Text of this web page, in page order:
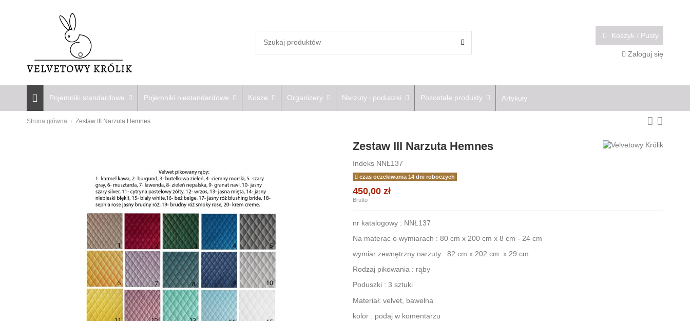
Koszyk / Pusty
Zaloguj się
Pojemniki standardowe Pojemniki niestandardowe Kosze Organizery Narzuty i poduszki Pozostałe produkty Artykuły
Strona główna Zestaw III Narzuta Hemnes
Zestaw III Narzuta Hemnes
Indeks NNŁ137
czas oczekiwania 14 dni roboczych
450,00 zł
Brutto
nr katalogowy : NNŁ137
Na materac o wymiarach : 80 cm x 200 cm x 8 cm - 24 cm
wymiar zewnętrzny narzuty : 82 cm x 202 cm x 29 cm
Rodzaj pikowania : rąby
Poduszki : 3 sztuki
Materiał: velvet, bawełna
kolor : podaj w komentarzu